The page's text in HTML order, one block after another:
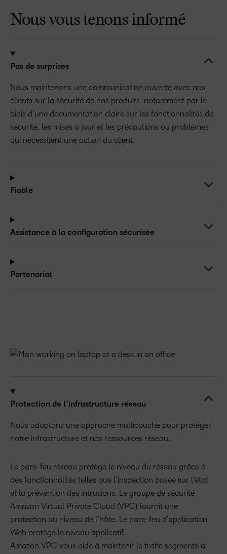
Nous vous tenons informé
Pas de surprises
Nous maintenons une communication ouverte avec nos
clients sur la sécurité de nos produits, notamment par le
biais d’une documentation claire sur les fonctionnalités de
sécurité, les mises à jour et les précautions ou problèmes
qui nécessitent une action du client.
Fiable
Assistance à la configuration sécurisée
Partenariat
Protection de l’infrastructure réseau
Nous adoptons une approche multicouche pour protéger
notre infrastructure et nos ressources réseau.
Le pare-feu réseau protège le niveau du réseau grâce à
des fonctionnalités telles que l’inspection basée sur l’état
et la prévention des intrusions. Le groupe de sécurité
Amazon Virtual Private Cloud (VPC) fournit une
protection au niveau de l’hôte. Le pare-feu d’application
Web protège le niveau applicatif.
Amazon VPC vous aide à maintenir le trafic segmenté à